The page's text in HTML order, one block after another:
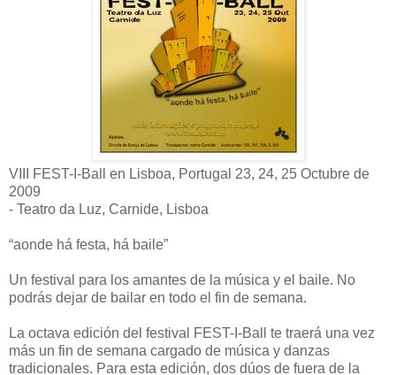
VIII FEST-I-Ball en Lisboa, Portugal 23, 24, 25 Octubre de
2009
- Teatro da Luz, Carnide, Lisboa
“aonde há festa, há baile”
Un festival para los amantes de la música y el baile. No
podrás dejar de bailar en todo el fin de semana.
La octava edición del festival FEST-I-Ball te traerá una vez
más un fin de semana cargado de música y danzas
tradicionales. Para esta edición, dos dúos de fuera de la